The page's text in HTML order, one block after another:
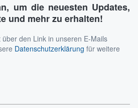
um die neuesten Updates,
und mehr zu erhalten!
den Link in unseren E-Mails
Datenschutzerklärung für weitere